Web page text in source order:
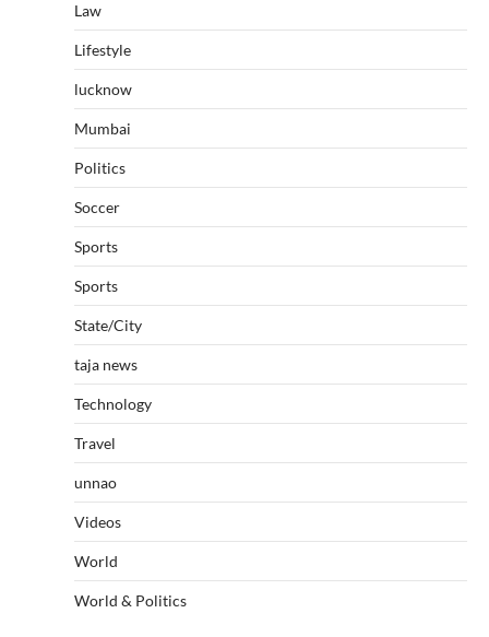
Law
Lifestyle
lucknow
Mumbai
Politics
Soccer
Sports
Sports
State/City
taja news
Technology
Travel
unnao
Videos
World
World & Politics